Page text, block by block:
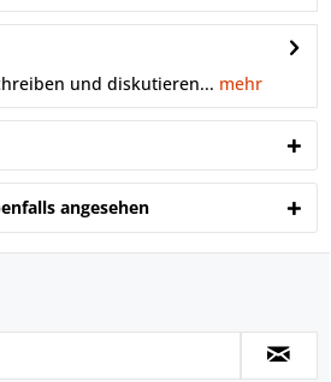
und diskutieren... mehr
angesehen